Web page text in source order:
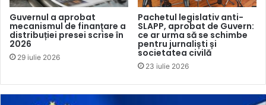
mass-media, lipsa definirii conținutului vădit ilegal,
procedura de acreditare a jurnaliștilor la evenimente de
interes public, protecția copiilor și adolescenților, precum
și combaterea fenomenului discursului de ură. Fiind
întrebată cum va contribui această lege la creșterea
încrederii cetățenilor în instuțiile mass-media, Liliana
Nicolaescu-Onofrei s-a referit la două aspecte: sporirea
Guvernul a aprobat
mecanismul de finanțare a
distribuției presei scrise în
2026
29 iulie 2026
Pachetul legislativ anti-
SLAPP, aprobat de Guvern:
ce ar urma să se schimbe
pentru jurnaliști și
societatea civilă
23 iulie 2026